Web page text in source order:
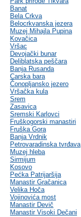
Banat
Bela Crkva
Belocrkvanska jezera
Muzej Mihajla Pupina
Kovačica
Vršac
Devojački bunar
Deliblatska peščara
Banja Rusanda
Carska bara
Čonopljansko jezero
Vršačka kula
Srem
Zasavica
Sremski Karlovci
Fruškogorski manastiri
Fruška Gora
Banja Vrdnik
Petrovaradinska tvrđava
Muzej hleba
Sirmijum
Kosovo
Pećka Patrijaršija
Manastir Gračanica
Velika Hoča
Vojinovića most
Manastir Devič
Manastir Visoki Dečani